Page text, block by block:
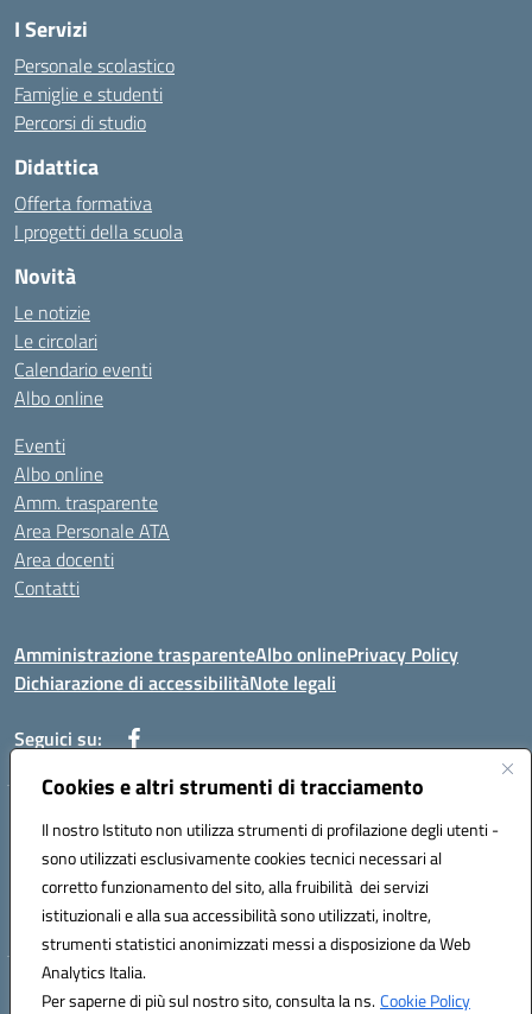
Cookies e altri strumenti di tracciamento
Il nostro Istituto non utilizza strumenti di profilazione degli utenti -
sono utilizzati esclusivamente cookies tecnici necessari al
corretto funzionamento del sito, alla fruibilità dei servizi
istituzionali e alla sua accessibilità sono utilizzati, inoltre,
strumenti statistici anonimizzati messi a disposizione da Web
Analytics Italia.
Per saperne di più sul nostro sito, consulta la ns.Cookie Policy
I Servizi
Personale scolastico
Famiglie e studenti
Percorsi di studio
Didattica
Offerta formativa
I progetti della scuola
Novità
Le notizie
Le circolari
Calendario eventi
Albo online
Eventi
Albo online
Amm. trasparente
Area Personale ATA
Area docenti
Contatti
Amministrazione trasparenteAlbo onlinePrivacy Policy
Dichiarazione di accessibilitàNote legali
Seguici su:
Indirizzo: VIA BRECCIAME, 46 - 81024 MADDALONI (CE)
Mail: CEIC8AU001@istruzione.it - Pec: CEIC8AU001@pec.istruzione.it -
Telefono: 0823408721
Meccanografico: CEIC8AU001
Codice fiscale: 93086080616
Hosting & Powered by 3D Solution S.r.l.